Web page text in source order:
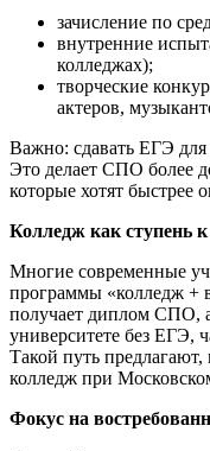
зачисление по
внутренние
колледжах);
творческие
актеров,
Важно: сдавать ЕГЭ для
Это делает СПО более
которые хотят быстрее
Колледж как ступень
Многие современные
программы «колледж +
получает диплом СПО,
университете без ЕГЭ,
Такой путь
колледж при
Фокус на